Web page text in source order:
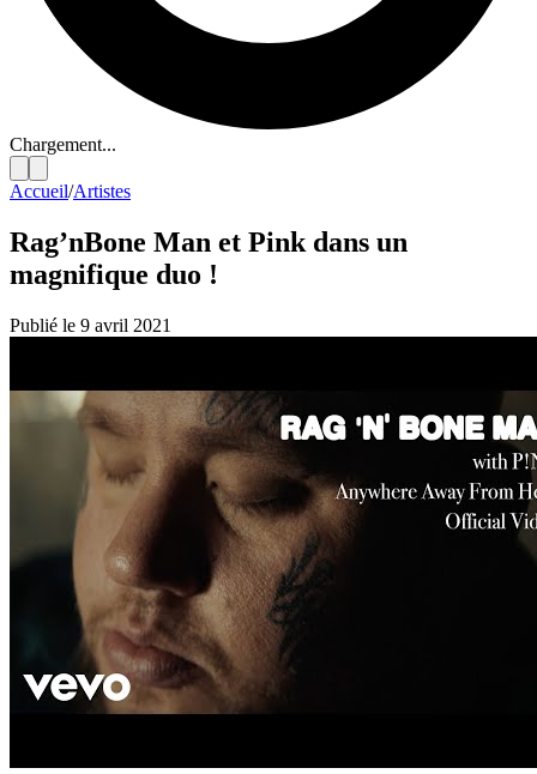
Chargement...
Accueil/Artistes
Rag’nBone Man et Pink dans un
magnifique duo !
Publié le 9 avril 2021